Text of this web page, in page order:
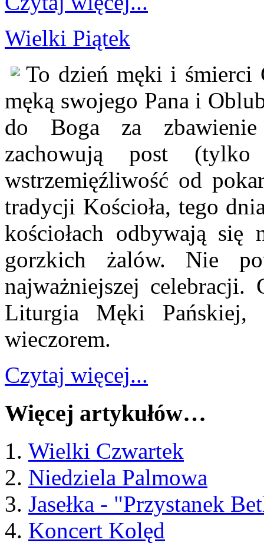
Wielki Piątek
To dzień męki i śmierci
męką swojego Pana i
do Boga za zbawienie
zachowują post
wstrzemięźliwość od
tradycji Kościoła, tego
kościołach odbywają
gorzkich żalów. Nie
najważniejszej celebracji.
Liturgia Męki
wieczorem.
Czytaj więcej...
Więcej artykułów…
Wielki Czwartek
Niedziela Palmowa
Jasełka - "Przystanek
Koncert Kolęd